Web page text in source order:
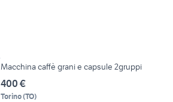
Macchina caffè grani e capsule 2gruppi
400 €
Torino(TO)